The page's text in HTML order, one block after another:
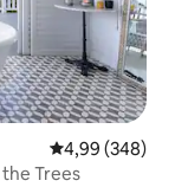
Prosječna
4,99 (348)
Trees